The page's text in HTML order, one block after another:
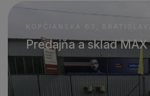
KOPČIANSKA 63,
Predajňa a sklad